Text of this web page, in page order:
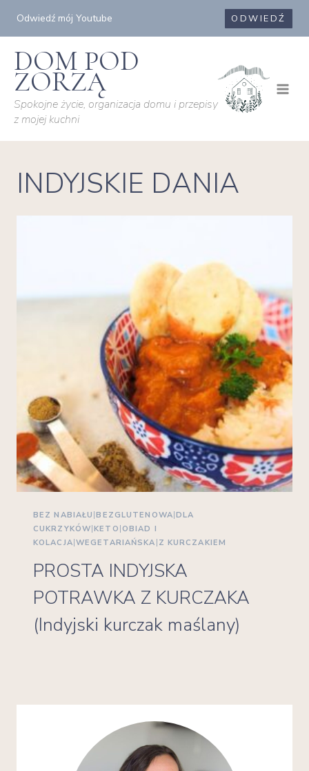
Odwiedź mój Youtube ODWIEDŹ
DOM POD
ZORZĄ
Spokojne życie, organizacja domu i przepisy
z mojej kuchni
INDYJSKIE DANIA
BEZ NABIAŁU |BEZGLUTENOWA |DLA
CUKRZYKÓW |KETO OBIAD I
KOLACJA WEGETARIAŃSKA Z KURCZAKIEM
PROSTA INDYJSKA
POTRAWKA Z KURCZAKA
(Indyjski kurczak maślany)